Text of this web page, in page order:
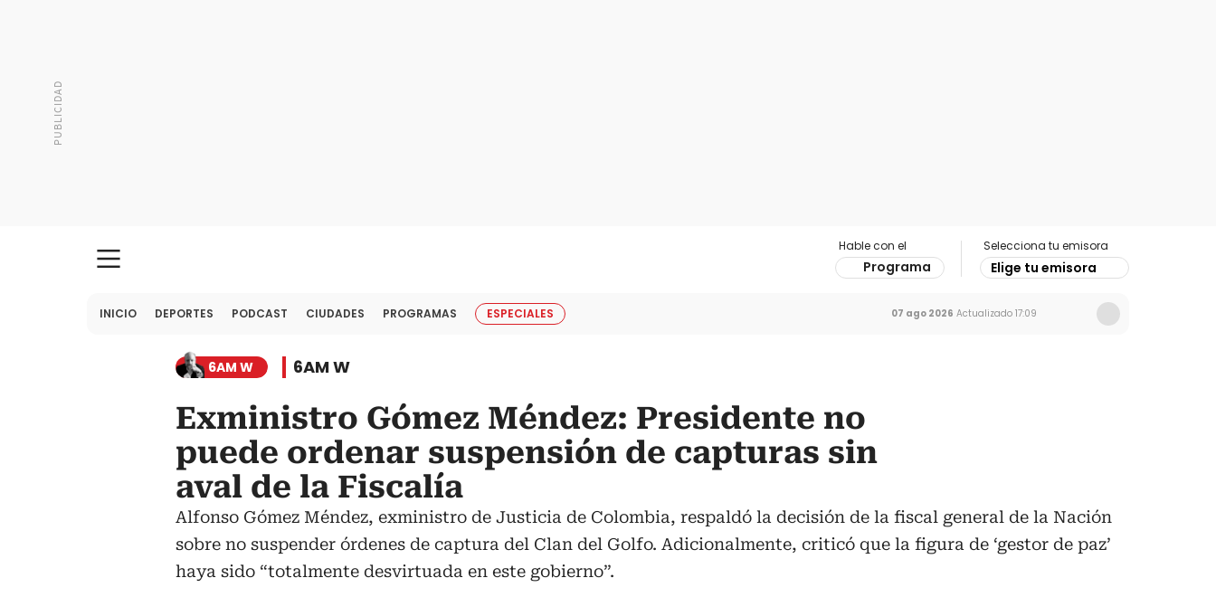
Hable con el
Programa
Selecciona tu emisora
Elige tu emisora
INICIO DEPORTES PODCAST CIUDADES PROGRAMAS ESPECIALES 07 ago 2026 Actualizado 17:09
6AM W 6AM W
Exministro Gómez Méndez: Presidente no
puede ordenar suspensión de capturas sin
aval de la Fiscalía
Alfonso Gómez Méndez, exministro de Justicia de Colombia, respaldó la decisión de la fiscal general de la Nación
sobre no suspender órdenes de captura del Clan del Golfo. Adicionalmente, criticó que la figura de ‘gestor de paz’
haya sido “totalmente desvirtuada en este gobierno”.